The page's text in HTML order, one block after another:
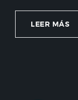
LEER MÁS